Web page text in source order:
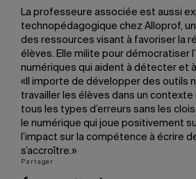
La professeure associée est aussi
technopédagogique chez Alloprof,
des ressources visant à favoriser la
élèves. Elle milite pour démocratiser
numériques qui aident à détecter et
«Il importe de développer des outils
travailler les élèves dans un contexte
tous les types d’erreurs sans les
le numérique qui joue positivement
l’impact sur la compétence à écrire
s’accroître.»
Partager